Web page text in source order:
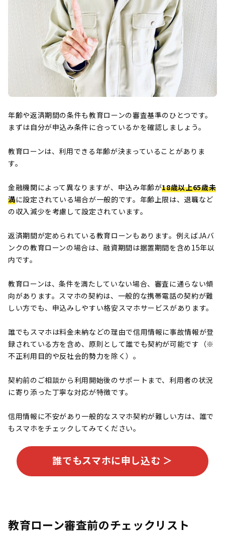
年齢や返済期間の条件も教育ローンの審査基準のひとつです。
まずは自分が申込み条件に合っているかを確認しましょう。
教育ローンは、利用できる年齢が決まっていることがありま
す。
金融機関によって異なりますが、申込み年齢が18歳以上65歳未
満に設定されている場合が一般的です。年齢上限は、退職など
の収入減少を考慮して設定されています。
返済期間が定められている教育ローンもあります。例えばJAバ
ンクの教育ローンの場合は、融資期間は据置期間を含め15年以
内です。
教育ローンは、条件を満たしていない場合、審査に通らない傾
向があります。スマホの契約は、一般的な携帯電話の契約が難
しい方でも、申込みしやすい格安スマホサービスがあります。
誰でもスマホは料金未納などの理由で信用情報に事故情報が登
録されている方を含め、原則として誰でも契約が可能です（※
不正利用目的や反社会的勢力を除く）。
契約前のご相談から利用開始後のサポートまで、利用者の状況
に寄り添った丁寧な対応が特徴です。
信用情報に不安があり一般的なスマホ契約が難しい方は、誰で
もスマホをチェックしてみてください。
誰でもスマホに申し込む ＞
教育ローン審査前のチェックリスト